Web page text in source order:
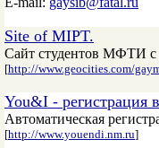
Site of MIPT.
Сайт студентов МФТИ с
[http://www.geocities.com/
You&I - регистрация
Автоматическая
[http://www.youendi.nm.ru]